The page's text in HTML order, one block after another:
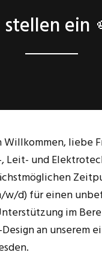
ein
Willkommen, liebe
Leit- und
w/d) für einen
im
an unserem